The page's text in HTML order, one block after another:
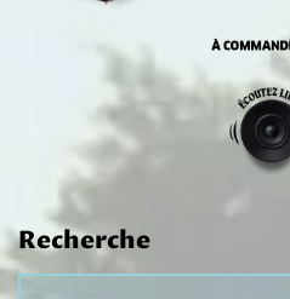
Recherche